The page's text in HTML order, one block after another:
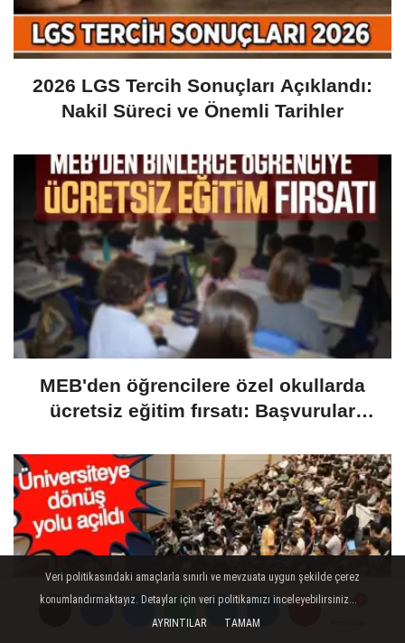
2026 LGS Tercih Sonuçları Açıklandı:
Nakil Süreci ve Önemli Tarihler
MEB'den öğrencilere özel okullarda
ücretsiz eğitim fırsatı: Başvurular
Veri politikasındaki amaçlarla sınırlı ve mevzuata uygun şekilde çerez
konumlandırmaktayız. Detaylar için veri politikamızı inceleyebilirsiniz...
AYRINTILAR
TAMAM